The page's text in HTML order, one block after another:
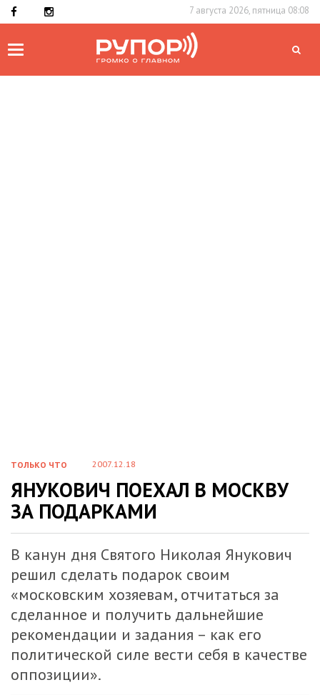
7 августа 2026, пятница 08:08
Toggle
ТОЛЬКО ЧТО 2007.12.18
ЯНУКОВИЧ ПОЕХАЛ В МОСКВУ
ЗА ПОДАРКАМИ
В канун дня Святого Николая Янукович
решил сделать подарок своим
«московским хозяевам, отчитаться за
сделанное и получить дальнейшие
рекомендации и задания – как его
политической силе вести себя в качестве
оппозиции».